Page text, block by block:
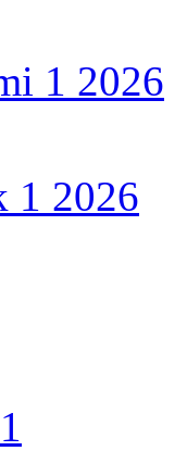
1 2026
1 2026